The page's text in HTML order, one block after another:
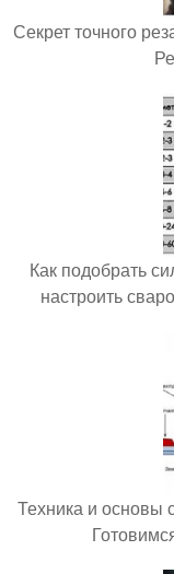
Секрет точного
Как подобрать
настроить
Техника и основы